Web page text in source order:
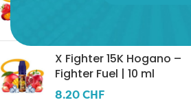
X Fighter 15K Hogano –
Fighter Fuel | 10 ml
8.20CHF